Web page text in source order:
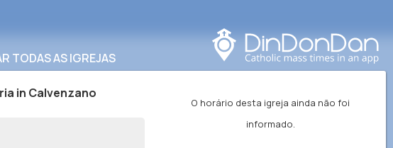
TODAS AS IGREJAS
in Calvenzano
O horário desta igreja ainda não foi
informado.